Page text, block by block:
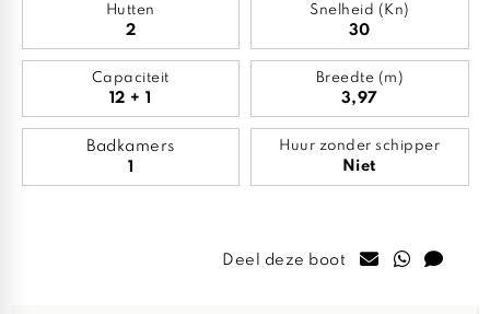
Hutten
2
Snelheid (Kn)
30
Capaciteit
12 + 1
Breedte (m)
3,97
Badkamers
1
Huur zonder schipper
Niet
Deel deze boot